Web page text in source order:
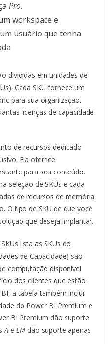
Pro.
workspace e
usuário que tenha
divididas em unidades de
Cada SKU fornece um
para sua organização.
licenças de capacidade
de recursos dedicado
Ela oferece
para seu conteúdo.
seleção de SKUs e cada
de recursos de memória
O tipo de SKU de que você
que deseja implantar.
lista as SKUs do
de Capacidade) são
computação disponível
dos clientes que estão
a tabela também inclui
do Power BI Premium e
BI Premium dão suporte
A e EM dão suporte apenas